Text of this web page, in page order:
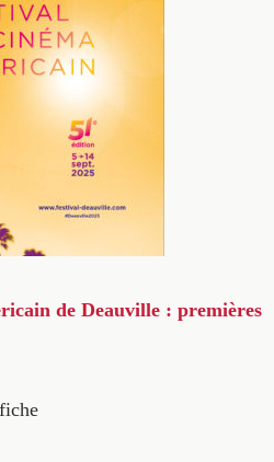
de Deauville : premières